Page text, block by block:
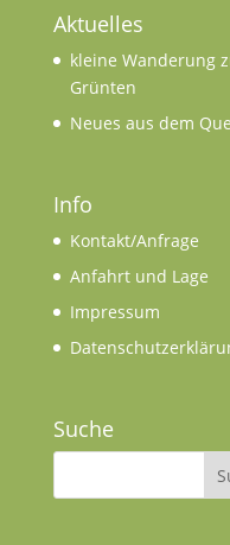
Aktuelles
kleine Wanderung
Grünten
Neues aus dem
Info
Kontakt/Anfrage
Anfahrt und Lage
Impressum
Suche